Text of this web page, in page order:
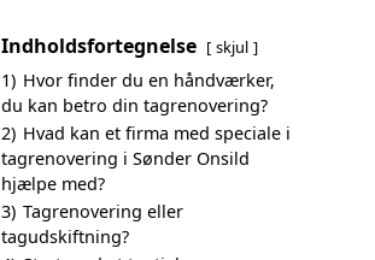
Indholdsfortegnelse skjul
1) Hvor finder du en håndværker,
du kan betro din tagrenovering?
2) Hvad kan et firma med speciale i
tagrenovering i Sønder Onsild
hjælpe med?
3) Tagrenovering eller
tagudskiftning?